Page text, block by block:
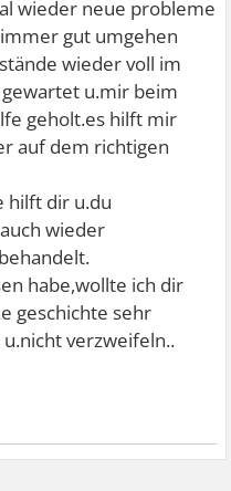
wieder neue probleme
gut umgehen
wieder voll im
u.mir beim
geholt.es hilft mir
auf dem richtigen
hilft dir u.du
wieder
habe,wollte ich dir
geschichte sehr
verzweifeln..